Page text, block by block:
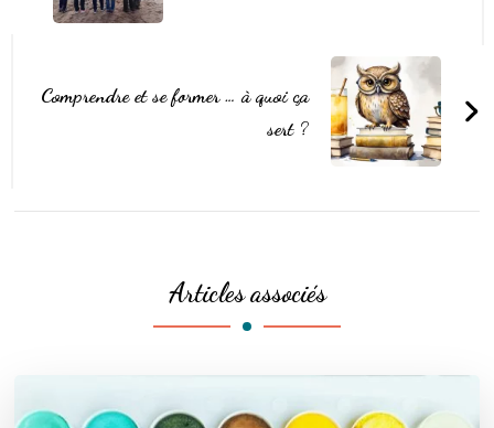
Comprendre et se former … à quoi ça
sert ?
Articles associés